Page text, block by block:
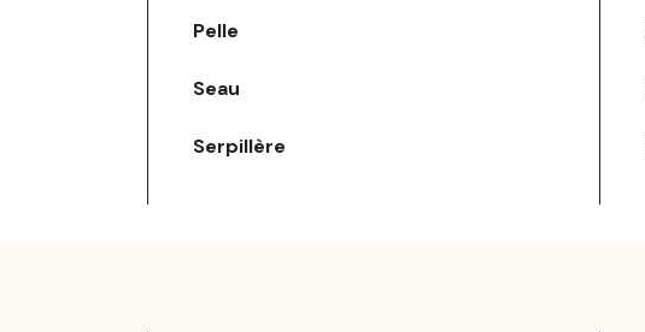
Pelle
Seau
Serpillère